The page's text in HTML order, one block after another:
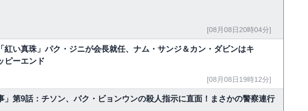
[08月08日20時04分]
紅い真珠」パク・ジニが会長就任、ナム・サンジ＆カン・ダビンはキ
ピーエンド
[08月08日19時12分]
」第9話：チソン、パク・ビョンウンの殺人指示に直面！まさかの警察連行